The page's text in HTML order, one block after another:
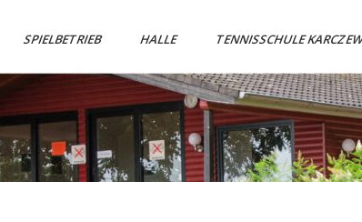
SPIELBETRIEB HALLE TENNISSCHULE